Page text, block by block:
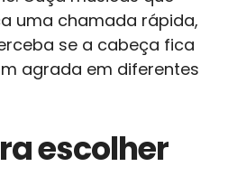
uma chamada rápida,
se a cabeça fica
agrada em diferentes
escolher